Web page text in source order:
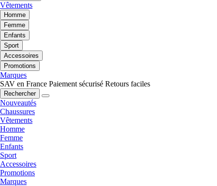
Vêtements
Homme
Femme
Enfants
Sport
Accessoires
Promotions
Marques
SAV en France Paiement sécurisé Retours faciles
Rechercher
Nouveautés
Chaussures
Vêtements
Homme
Femme
Enfants
Sport
Accessoires
Promotions
Marques